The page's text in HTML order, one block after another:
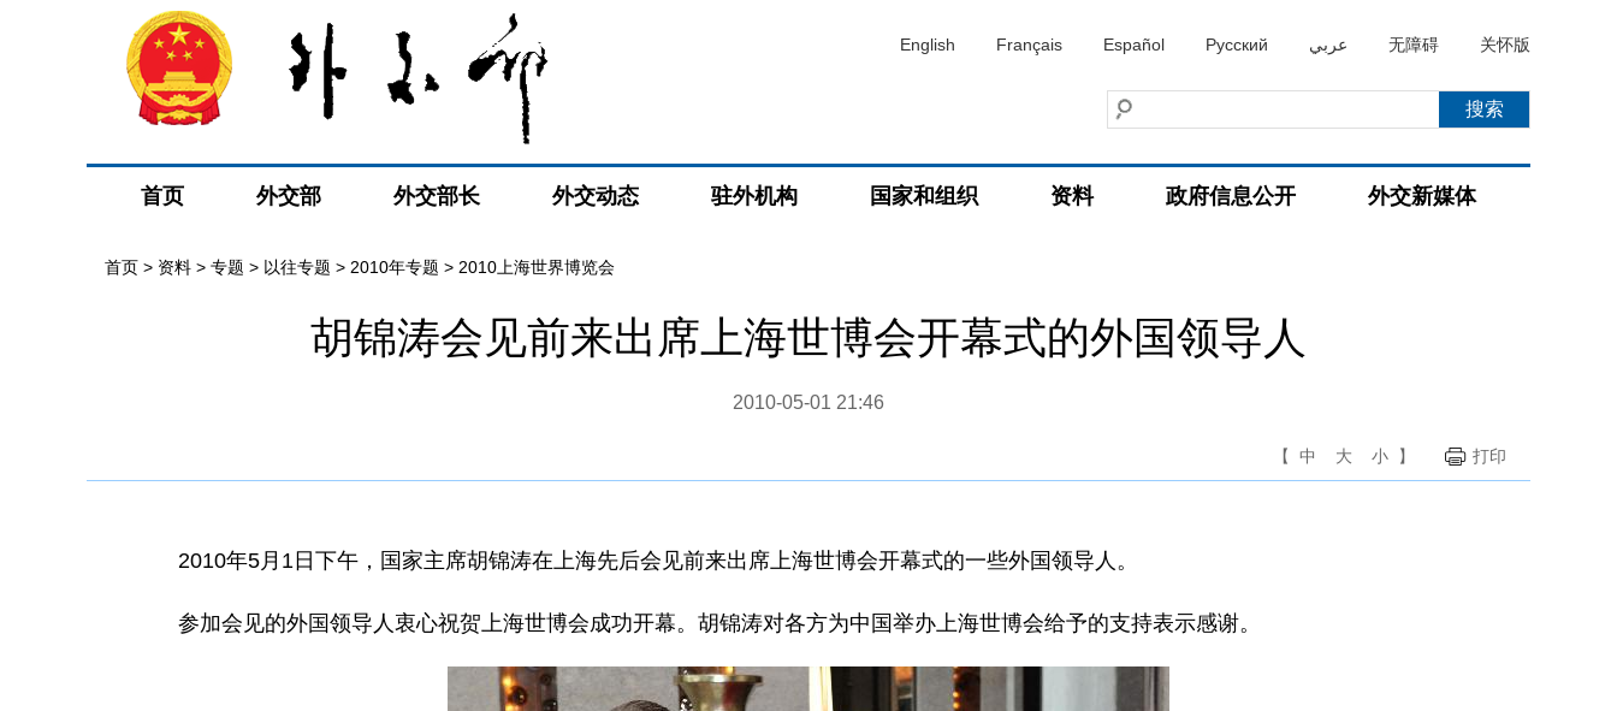
English Français Español Русский عربي 无障碍 关怀版
首页 外交部 外交部长 外交动态 驻外机构 国家和组织 资料 政府信息公开 外交新媒体
首页 > 资料 > 专题 > 以往专题 > 2010年专题 > 2010上海世界博览会
胡锦涛会见前来出席上海世博会开幕式的外国领导人
2010-05-01 21:46
【 中 大 小 】 打印
2010年5月1日下午，国家主席胡锦涛在上海先后会见前来出席上海世博会开幕式的一些外国领导人。
参加会见的外国领导人衷心祝贺上海世博会成功开幕。胡锦涛对各方为中国举办上海世博会给予的支持表示感谢。